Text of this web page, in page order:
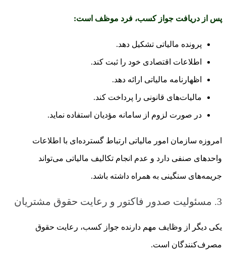
پس از دریافت جواز کسب، فرد موظف است:
پرونده مالیاتی تشکیل دهد.
اطلاعات اقتصادی خود را ثبت کند.
اظهارنامه مالیاتی ارائه دهد.
مالیات‌های قانونی را پرداخت کند.
در صورت لزوم از سامانه مؤدیان استفاده نماید.
امروزه سازمان امور مالیاتی ارتباط گسترده‌ای با اطلاعات
واحدهای صنفی دارد و عدم انجام تکالیف مالیاتی می‌تواند
جریمه‌های سنگینی به همراه داشته باشد.
3. مسئولیت صدور فاکتور و رعایت حقوق مشتریان
یکی دیگر از وظایف مهم دارنده جواز کسب، رعایت حقوق
مصرف‌کنندگان است.